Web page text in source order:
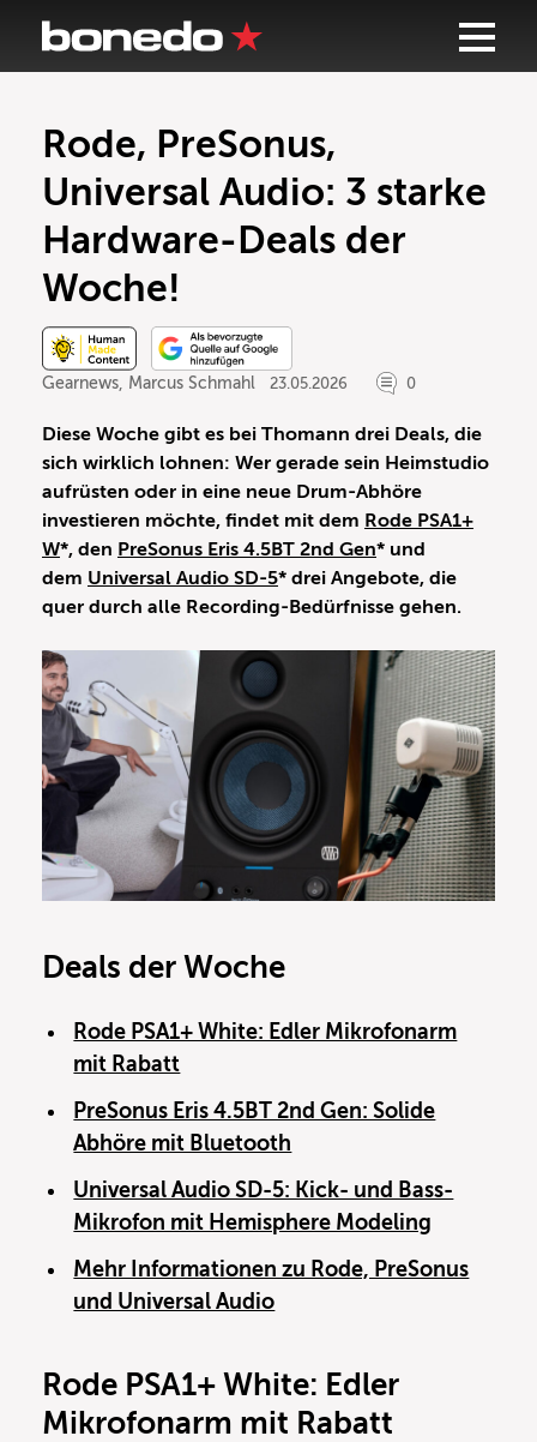
Rode, PreSonus,
Universal Audio: 3 starke
Hardware-Deals der
Woche!
Gearnews, Marcus Schmahl 23.05.2026 0
Diese Woche gibt es bei Thomann drei Deals, die
sich wirklich lohnen: Wer gerade sein Heimstudio
aufrüsten oder in eine neue Drum-Abhöre
investieren möchte, findet mit dem Rode PSA1+
W*, den PreSonus Eris 4.5BT 2nd Gen* und
dem Universal Audio SD-5* drei Angebote, die
quer durch alle Recording-Bedürfnisse gehen.
Deals der Woche
Rode PSA1+ White: Edler Mikrofonarm
mit Rabatt
PreSonus Eris 4.5BT 2nd Gen: Solide
Abhöre mit Bluetooth
Universal Audio SD-5: Kick- und Bass-
Mikrofon mit Hemisphere Modeling
Mehr Informationen zu Rode, PreSonus
und Universal Audio
Rode PSA1+ White: Edler
Mikrofonarm mit Rabatt